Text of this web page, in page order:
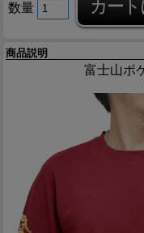
数量
商品説明
富士山ポ